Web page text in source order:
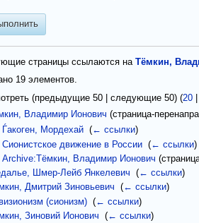
страницы ссылаются наТёмкин,
19 элементов.
(предыдущие 50 |следующие 50) (20
Владимир Ионович (страница-
Ѓакоген, Мордехай‎ (← ссылки)
Сионистское движение в России‎ (← ссылки)
Archive:Тёмкин, Владимир Ионович
Шмер-Лейб Янкелевич
(← ссылки)
Дмитрий Зиновьевич
(← ссылки)
(сионизм)‎ (← ссылки)
Зиновий Ионович
(← ссылки)